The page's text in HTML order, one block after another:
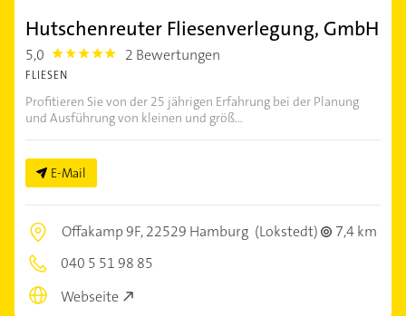
Hutschenreuter Fliesenverlegung, GmbH
5,0 5.0 2 Bewertungen
FLIESEN
Profitieren Sie von der 25 jährigen Erfahrung bei der Planung
und Ausführung von kleinen und größ...
E-Mail
Offakamp 9F,22529 Hamburg (Lokstedt)
7,4 km
040 5 51 98 85
Webseite